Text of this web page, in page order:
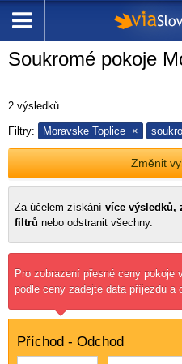
Soukromé pokoje
2 výsledků
Filtry: Moravske Toplice
Změnit
Za účelem získání více výsledků,
filtrů nebo odstranit všechny.
Pro zobrazení přesné ceny pokoje
podle ceny zadejte data příjezdu a
Příchod - Odchod